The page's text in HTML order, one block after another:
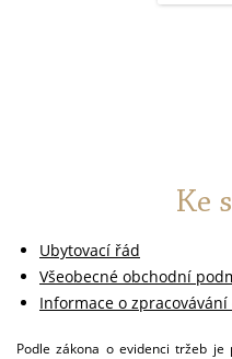
Ke
Ubytovací řád
Všeobecné obchodní
Informace o
Podle zákona o evidenci tržeb je